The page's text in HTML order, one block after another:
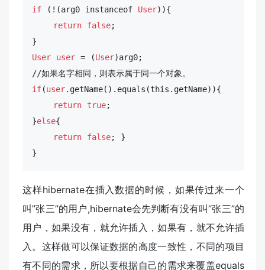
if (!(arg0 instanceof User)){
return
false;
User
user = (User)arg0;
if(user.getName().equals(this.getName)){
return
true;
}else{
return
false; }
}
这样hibernate在插入数据的时候，如果传过来一个
叫”张三”的用户,hibernate会先判断有没有叫“张三”的
用户，如果没有，就允许插入，如果有，就不允许插
入。这样做可以保证数据的高度一致性，不同的项目
有不同的需求，所以要根据自己的需求来覆盖equals